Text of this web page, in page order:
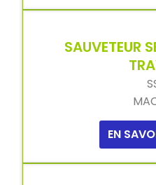
SAUVETEUR
EN